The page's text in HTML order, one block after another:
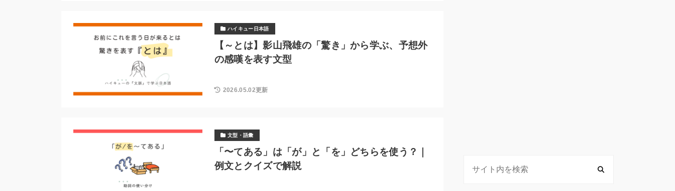
ハイキュー日本語
【～とは】影山飛雄の「驚き」から学ぶ、予想外
の感嘆を表す文型
2026.05.02更新
文型・語彙
「〜てある」は「が」と「を」どちらを使う？｜
例文とクイズで解説